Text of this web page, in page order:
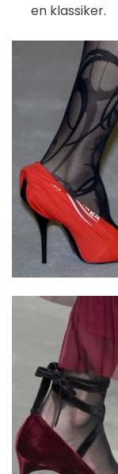
en klassiker.